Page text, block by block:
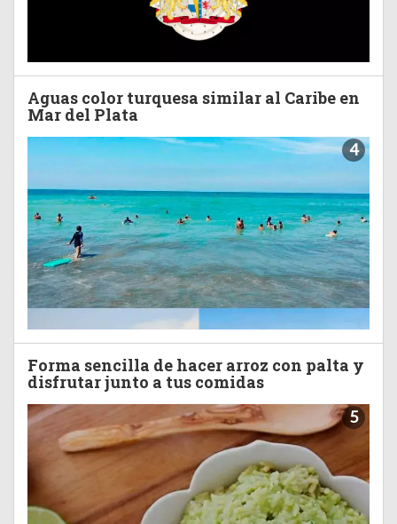
Aguas color turquesa similar al Caribe en
Mar del Plata
4
Forma sencilla de hacer arroz con palta y
disfrutar junto a tus comidas
5